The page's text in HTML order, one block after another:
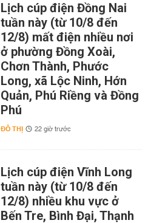
Lịch cúp điện Đồng Nai
tuần này (từ 10/8 đến
12/8) mất điện nhiều nơi
ở phường Đồng Xoài,
Chơn Thành, Phước
Long, xã Lộc Ninh, Hớn
Quản, Phú Riềng và Đồng
Phú
ĐÔ THỊ 22 giờ trước
Lịch cúp điện Vĩnh Long
tuần này (từ 10/8 đến
12/8) nhiều khu vực ở
Bến Tre, Bình Đại, Thạnh